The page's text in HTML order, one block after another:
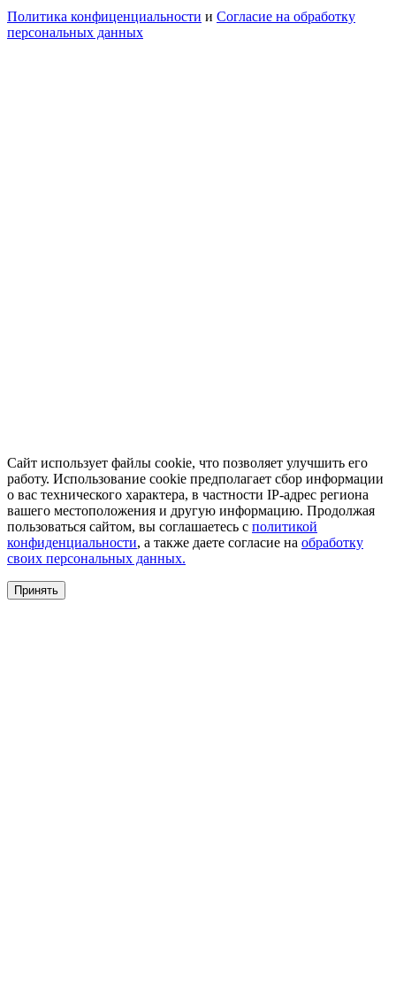
Политика конфиценциальности и Согласие на обработку
персональных данных
Сайт использует файлы cookie, что позволяет улучшить его
работу. Использование cookie предполагает сбор информации
о вас технического характера, в частности IP-адрес региона
вашего местоположения и другую информацию. Продолжая
пользоваться сайтом, вы соглашаетесь с политикой
конфиденциальности, а также даете согласие на обработку
своих персональных данных.
Принять